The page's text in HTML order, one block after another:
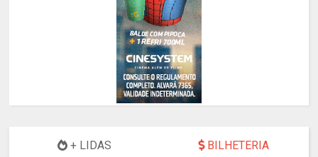
+ LIDAS BILHETERIA